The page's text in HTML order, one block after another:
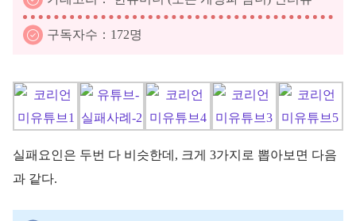
구독자수：172명
실패요인은 두번 다 비슷한데, 크게 3가지로 뽑아보면 다음
과 같다.